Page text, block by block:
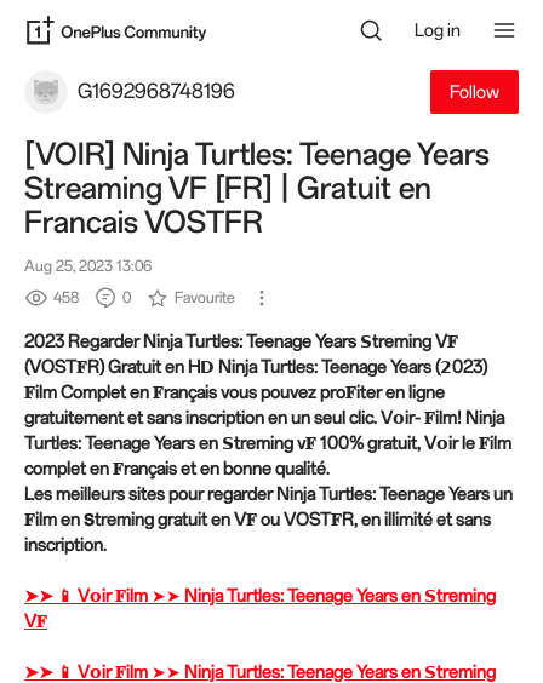
Log in
G1692968748196 Follow
[VOIR] Ninja Turtles: Teenage Years
Streaming VF [FR] | Gratuit en
Francais VOSTFR
Aug 25, 2023 13:06
458
0 Favourite
2023 Regarder Ninja Turtles: Teenage Years 𝗦treming V𝐅
(VOST𝐅R) Gratuit en H𝗗 Ninja Turtles: Teenage Years (𝟮023)
𝐅ilm Complet en 𝐅rançais vous pouvez pro𝐅iter en ligne
gratuitement et sans inscription en un seul clic. V𝗼ir- 𝐅ilm! Ninja
Turtles: Teenage Years en 𝗦treming v𝐅 100% gratuit, V𝗼ir le 𝐅ilm
complet en 𝐅rançais et en bonne qualité.
Les meilleurs sites pour regarder Ninja Turtles: Teenage Years un
𝐅ilm en 𝗦treming gratuit en V𝐅 ou VOST𝐅R, en illimité et sans
inscription.
➤➤ 📱 V𝗼ir 𝐅ilm ➤➤ Ninja Turtles: Teenage Years en 𝗦treming
V𝐅
➤➤ 📱 V𝗼ir 𝐅ilm ➤➤ Ninja Turtles: Teenage Years en 𝗦treming